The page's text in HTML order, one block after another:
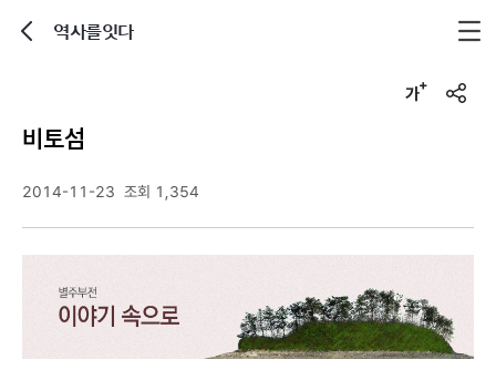
역사를잇다
u
비토섬
2014-11-23 조회 1,354